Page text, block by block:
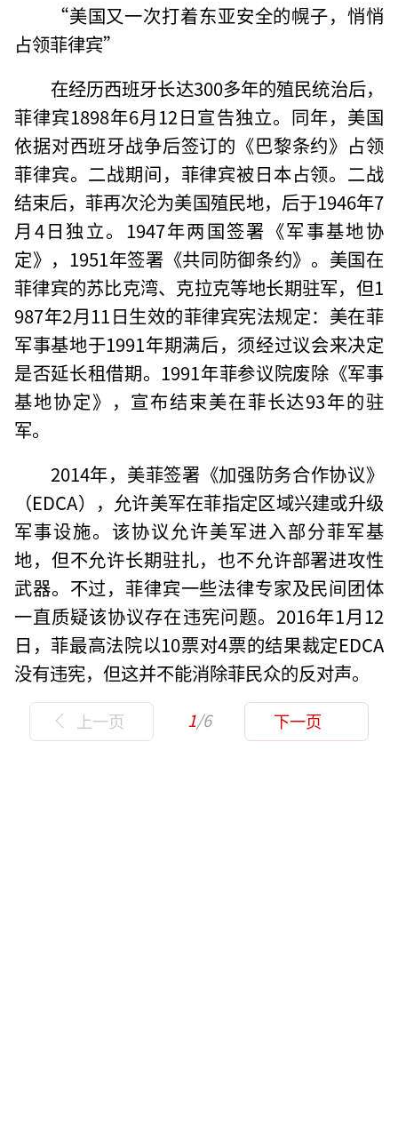
“美国又一次打着东亚安全的幌子，悄悄
占领菲律宾”
在经历西班牙长达300多年的殖民统治后，
菲律宾1898年6月12日宣告独立。同年，美国
依据对西班牙战争后签订的《巴黎条约》占领
菲律宾。二战期间，菲律宾被日本占领。二战
结束后，菲再次沦为美国殖民地，后于1946年7
月4日独立。1947年两国签署《军事基地协
定》，1951年签署《共同防御条约》。美国在
菲律宾的苏比克湾、克拉克等地长期驻军，但1
987年2月11日生效的菲律宾宪法规定：美在菲
军事基地于1991年期满后，须经过议会来决定
是否延长租借期。1991年菲参议院废除《军事
基地协定》，宣布结束美在菲长达93年的驻
军。
2014年，美菲签署《加强防务合作协议》
（EDCA），允许美军在菲指定区域兴建或升级
军事设施。该协议允许美军进入部分菲军基
地，但不允许长期驻扎，也不允许部署进攻性
武器。不过，菲律宾一些法律专家及民间团体
一直质疑该协议存在违宪问题。2016年1月12
日，菲最高法院以10票对4票的结果裁定EDCA
没有违宪，但这并不能消除菲民众的反对声。
上一页 1/6 下一页